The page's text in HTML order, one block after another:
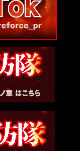
@fireforce_pr